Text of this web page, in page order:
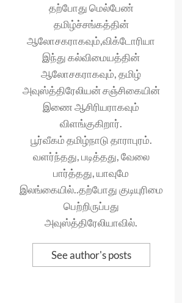
தற்போது மெல்பேண்
தமிழ்ச்சங்கத்தின்
ஆலோசகராகவும்,விக்டோரியா
இந்து கல்விமையத்தின்
ஆலோசகராகவும், தமிழ்
அவுஸ்த்திரேலியன் சஞ்சிகையின்
இணை ஆசிரியராகவும்
விளங்குகிறார்.
பூர்வீகம் தமிழ்நாடு தாராபுரம்.
வளர்ந்தது, படித்தது, வேலை
பார்த்தது, யாவுமே
இலங்கையில்..தற்போது குடியுரிமை
பெற்றிருப்பது
அவுஸ்த்திரேலியாவில்.
See author's posts